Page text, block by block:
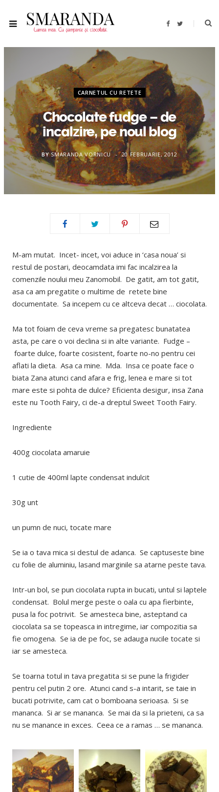
F
b
T
t
CARNETUL CU RETETE
Chocolate fudge – de
incalzire, pe noul blog
BY SMARANDA VORNICU 20 FEBRUARIE, 2012
M-am mutat. Incet- incet, voi aduce in ‘casa noua’ si
restul de postari, deocamdata imi fac incalzirea la
comenzile noului meu Zanomobil. De gatit, am tot gatit,
asa ca am pregatite o multime de retete bine
documentate. Sa incepem cu ce altceva decat … ciocolata.
Ma tot foiam de ceva vreme sa pregatesc bunatatea
asta, pe care o voi declina si in alte variante. Fudge –
foarte dulce, foarte cosistent, foarte no-no pentru cei
aflati la dieta. Asa ca mine. Mda. Insa ce poate face o
biata Zana atunci cand afara e frig, lenea e mare si tot
mare este si pohta de dulce? Eficienta desigur, insa Zana
este nu Tooth Fairy, ci de-a dreptul Sweet Tooth Fairy.
Ingrediente
400g ciocolata amaruie
1 cutie de 400ml lapte condensat indulcit
30g unt
un pumn de nuci, tocate mare
Se ia o tava mica si destul de adanca. Se captuseste bine
cu folie de aluminiu, lasand marginile sa atarne peste tava.
Intr-un bol, se pun ciocolata rupta in bucati, untul si laptele
condensat. Bolul merge peste o oala cu apa fierbinte,
pusa la foc potrivit. Se amesteca bine, asteptand ca
ciocolata sa se topeasca in intregime, iar compozitia sa
fie omogena. Se ia de pe foc, se adauga nucile tocate si
iar se amesteca.
Se toarna totul in tava pregatita si se pune la frigider
pentru cel putin 2 ore. Atunci cand s-a intarit, se taie in
bucati potrivite, cam cat o bomboana serioasa. Si se
mananca. Si ar se mananca. Se mai da si la prieteni, ca sa
nu se manance in exces. Ceea ce a ramas … se mananca.